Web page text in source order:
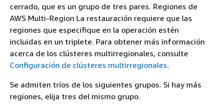
cerrado, que es un grupo de tres pares. Regiones de
AWS Multi-Region La restauración requiere que las
regiones que especifique en la operación estén
incluidas en un triplete. Para obtener más información
acerca de los clústeres multirregionales, consulte
Configuración de clústeres multirregionales.
Se admiten tríos de los siguientes grupos. Si hay más
regiones, elija tres del mismo grupo.